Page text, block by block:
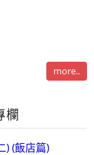
more..
欄
) (飯店篇)